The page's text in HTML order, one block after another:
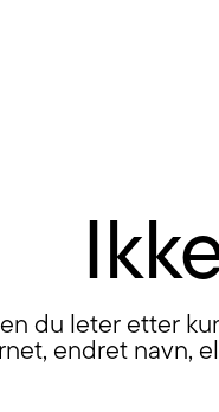
du leter etter
endret navn,